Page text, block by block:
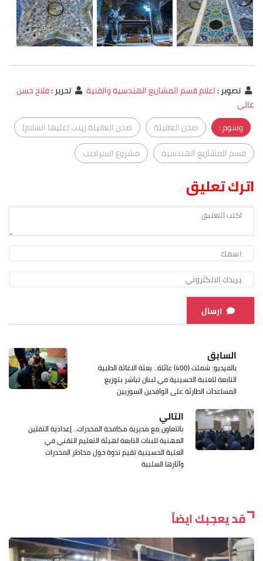
تصوير:اعلام قسم المشاريع الهندسية والفنية تحرير:فلاح حسن
غالي
وسوم :
صحن العقيلة
صحن العقيلة زينب (عليها السلام)
قسم المشاريع الهندسية
مشروع السراديب
اترك تعليق
ارسال
السابق
بالفيديو: شملت (400) عائلة.. بعثة الاغاثة الطبية
التابعة للعتبة الحسينية في لبنان تباشر بتوزيع
المساعدات الطارئة على الوافدين السوريين
التالي
بالتعاون مع مديرية مكافحة المخدرات.. إعدادية الثقلين
المهنية للبنات التابعة لهيئة التعليم التقني في
العتبة الحسينية تقيم ندوة حول مخاطر المخدرات
وآثارها السلبية
قد يعجبك ايضاً